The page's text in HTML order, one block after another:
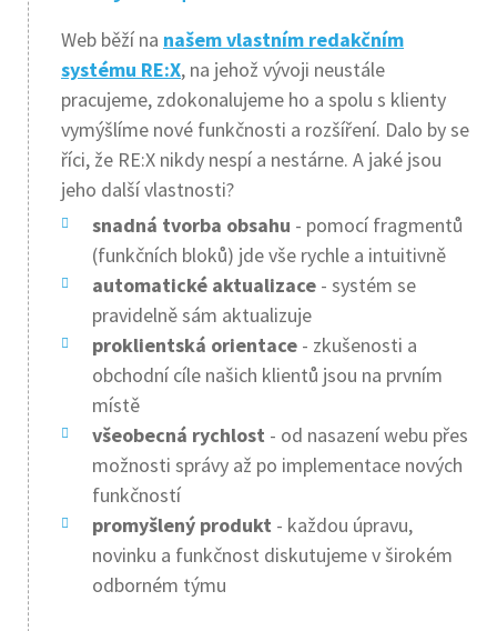
Web běží na našem vlastním redakčním
systému RE:X, na jehož vývoji neustále
pracujeme, zdokonalujeme ho a spolu s klienty
vymýšlíme nové funkčnosti a rozšíření. Dalo by se
říci, že RE:X nikdy nespí a nestárne. A jaké jsou
jeho další vlastnosti?
snadná tvorba obsahu - pomocí fragmentů
(funkčních bloků) jde vše rychle a intuitivně
automatické aktualizace - systém se
pravidelně sám aktualizuje
proklientská orientace - zkušenosti a
obchodní cíle našich klientů jsou na prvním
místě
všeobecná rychlost - od nasazení webu přes
možnosti správy až po implementace nových
funkčností
promyšlený produkt - každou úpravu,
novinku a funkčnost diskutujeme v širokém
odborném týmu